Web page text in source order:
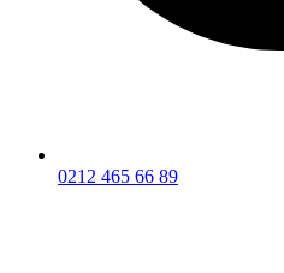
0212 465 66 89